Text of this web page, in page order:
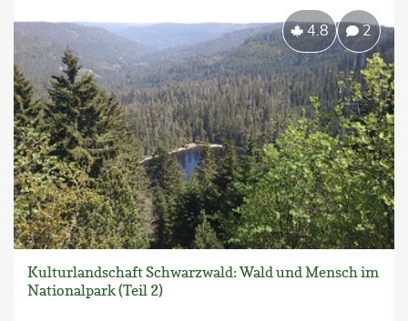
Kulturlandschaft Schwarzwald: Wald und Mensch im
Nationalpark (Teil 2)
4.8 2